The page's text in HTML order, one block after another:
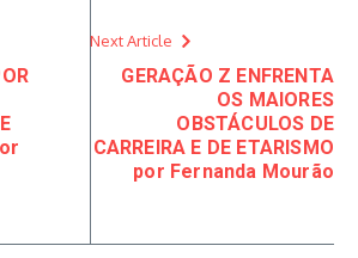
Next Article
GERAÇÃO Z ENFRENTA
OS MAIORES
OBSTÁCULOS DE
CARREIRA E DE ETARISMO
por Fernanda Mourão